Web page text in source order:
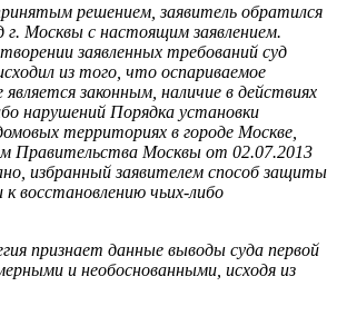
решением, заявитель обратился
Москвы с настоящим заявлением.
заявленных требований суд
из того, что оспариваемое
законным, наличие в действиях
нарушений Порядка установки
территориях в городе Москве,
Правительства Москвы от 02.07.2013
избранный заявителем способ защиты
восстановлению чьих-либо
признает данные выводы суда первой
и необоснованными, исходя из